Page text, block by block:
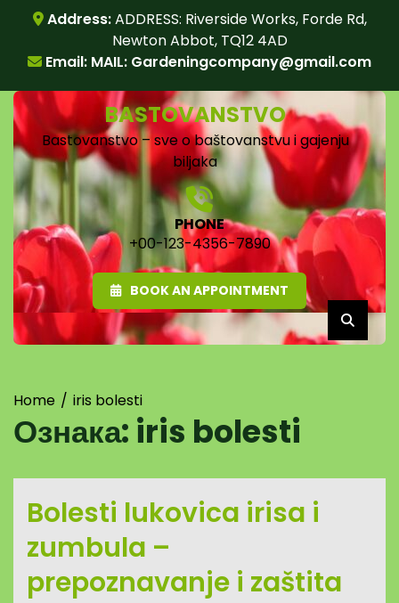
content
Address:ADDRESS: Riverside Works, Forde Rd,
Newton Abbot, TQ12 4AD
Email: MAIL: Gardeningcompany@gmail.com
BASTOVANSTVO
Bastovanstvo – sve o baštovanstvu i gajenju
biljaka
PHONE
+00-123-4356-7890
BOOK AN APPOINTMENT
Home iris bolesti
Ознака: iris bolesti
Bolesti lukovica irisa i
zumbula –
prepoznavanje i zaštita